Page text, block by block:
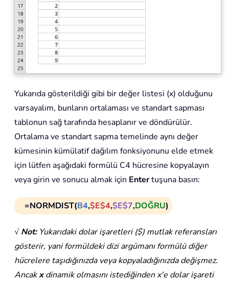
Yukarıda gösterildiği gibi bir değer listesi (x) olduğunu
varsayalım, bunların ortalaması ve standart sapması
tablonun sağ tarafında hesaplanır ve döndürülür.
Ortalama ve standart sapma temelinde aynı değer
kümesinin kümülatif dağılım fonksiyonunu elde etmek
için lütfen aşağıdaki formülü C4 hücresine kopyalayın
veya girin ve sonucu almak için Entertuşuna basın:
=NORMDIST(B4,$E$4,$E$7,DOĞRU)
√ Not:Yukarıdaki dolar işaretleri ($) mutlak referansları
gösterir, yani formüldeki dizi argümanı formülü diğer
hücrelere taşıdığınızda veya kopyaladığınızda değişmez.
Ancakxdinamik olmasını istediğinden x'e dolar işareti